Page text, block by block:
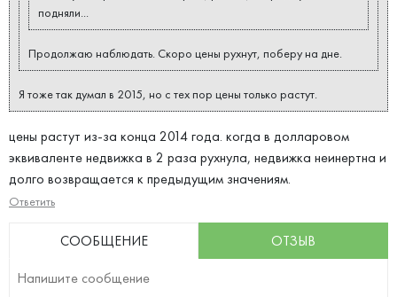
подняли...
Продолжаю наблюдать. Скоро цены рухнут, поберу на дне.
Я тоже так думал в 2015, но с тех пор цены только растут.
цены растут из-за конца 2014 года. когда в долларовом
эквиваленте недвижка в 2 раза рухнула, недвижка неинертна и
долго возвращается к предыдущим значениям.
Ответить
СООБЩЕНИЕ ОТЗЫВ